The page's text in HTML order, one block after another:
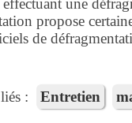
une
propose
de
: Entretien